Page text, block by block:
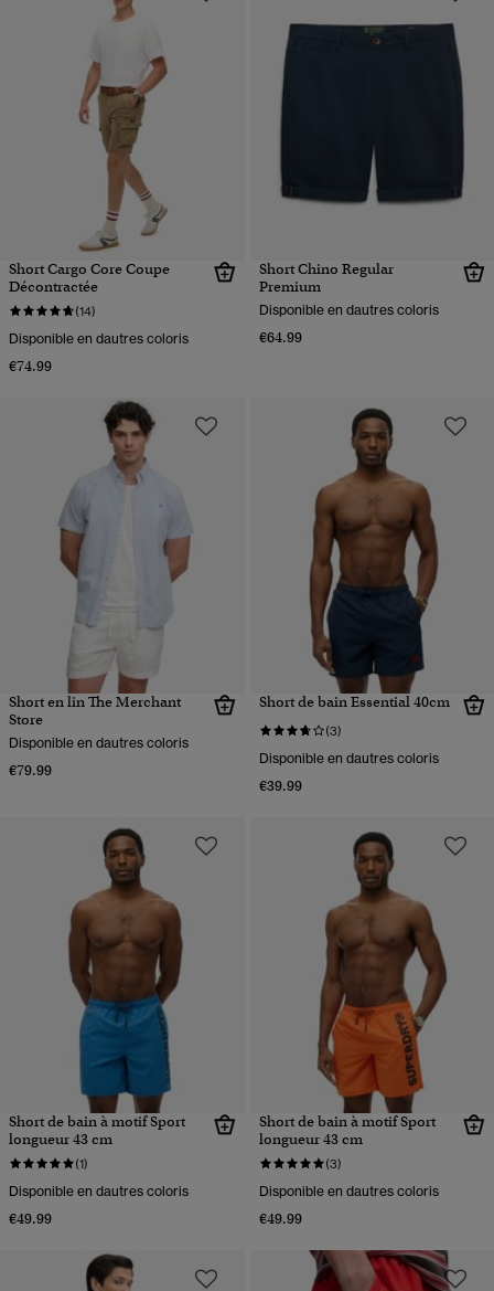
Short Cargo Core Coupe
Décontractée
(14)
Disponible en dautres coloris
€74.99
Short Chino Regular
Premium
Disponible en dautres coloris
€64.99
Short en lin The Merchant
Store
Disponible en dautres coloris
€79.99
Short de bain Essential 40cm
(3)
Disponible en dautres coloris
€39.99
Short de bain à motif Sport
longueur 43 cm
(1)
Disponible en dautres coloris
€49.99
Short de bain à motif Sport
longueur 43 cm
(3)
Disponible en dautres coloris
€49.99